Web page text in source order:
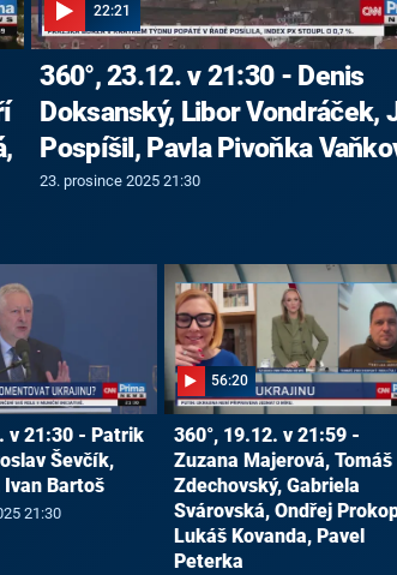
22:21
360°, 23.12. v 21:30 - Denis
Doksanský, Libor Vondráček,
Pospíšil, Pavla Pivoňka
23. prosince 2025 21:30
v 21:30 - Patrik
Ševčík,
Ivan Bartoš
21:30
56:20
360°, 19.12. v 21:59 -
Zuzana Majerová, Tomáš
Zdechovský, Gabriela
Svárovská, Ondřej
Lukáš Kovanda, Pavel
Peterka